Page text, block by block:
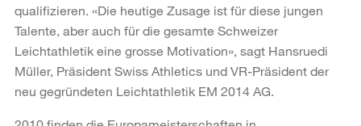
qualifizieren. «Die heutige Zusage ist für diese jungen
Talente, aber auch für die gesamte Schweizer
Leichtathletik eine grosse Motivation», sagt Hansruedi
Müller, Präsident Swiss Athletics und VR-Präsident der
neu gegründeten Leichtathletik EM 2014 AG.